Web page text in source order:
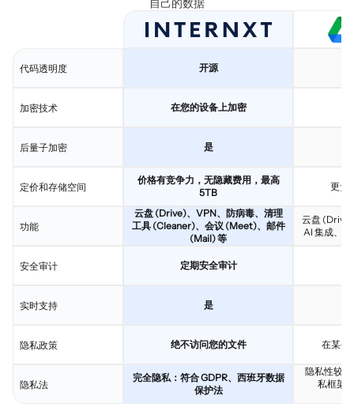
自己的数据
代码透明度
加密技术
后量子加密
定价和存储空间
功能
安全审计
实时支持
隐私政策
隐私法
开源
在您的设备上加密
是
价格有竞争力，无隐藏费用，最高
5TB
更贵
云盘 (Drive)、VPN、防病毒、清理
工具 (Cleaner)、会议 (Meet)、邮件
(Mail) 等
云盘
AI 集成、
定期安全审计
是
绝不访问您的文件 在某些
完全隐私：符合 GDPR、西班牙数据
保护法
隐私性较
私框架